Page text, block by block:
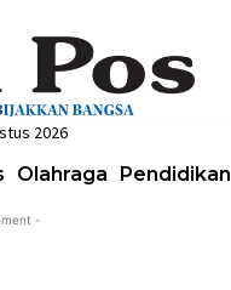
2026
Olahraga Pendidikan
-